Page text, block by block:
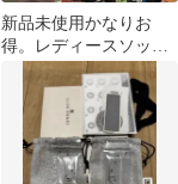
新品未使用かなりお
得。レディースソック
ス色々10足サイズ22〜
27センチ